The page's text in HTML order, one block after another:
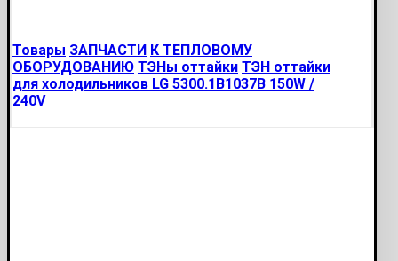
Товары ЗАПЧАСТИ К ТЕПЛОВОМУ
ОБОРУДОВАНИЮ ТЭНы оттайки ТЭН оттайки
для холодильников LG 5300.1B1037B 150W /
240V